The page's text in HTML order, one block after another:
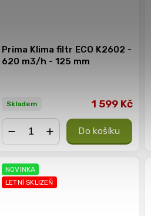
Prima Klima filtr ECO K2602 -
620 m3/h - 125 mm
Skladem 1 599 Kč
Do košíku
NOVINKA
LETNÍ SKLIZEŇ